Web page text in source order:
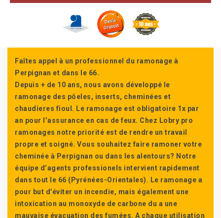
Faîtes appel à un professionnel du ramonage à
Perpignan et dans le 66.
Depuis + de 10 ans, nous avons développé le
ramonage des pôeles, inserts, cheminées et
chaudieres fioul. Le ramonage est obligatoire 1x par
an pour l’assurance en cas de feux. Chez Lobry pro
ramonages notre priorité est de rendre un travail
propre et soigné. Vous souhaitez faire ramoner votre
cheminée à Perpignan ou dans les alentours? Notre
équipe d’agents professionels intervient rapidement
dans tout le 66 (Pyrénées-Orientales). Le ramonage a
pour but d’éviter un incendie, mais également une
intoxication au monoxyde de carbone du a une
mauvaise évacuation des fumées. A chaque utilisation